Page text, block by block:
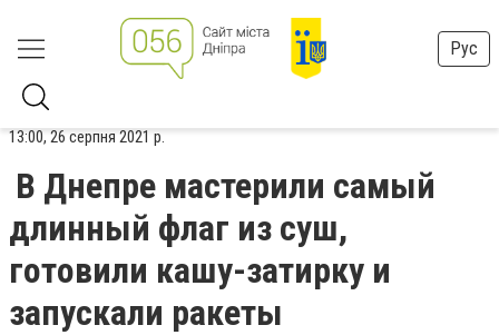
Рус
13:00, 26 серпня 2021 р.
В Днепре мастерили самый
длинный флаг из суш,
готовили кашу-затирку и
запускали ракеты